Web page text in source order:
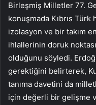
Birleşmiş Milletler 77.
konuşmada Kıbrıs
izolasyon ve bir takım
ihlallerinin doruk
olduğunu söyledi.
gerektiğini belirterek,
tanıma davetini da
için değerli bir gelişme